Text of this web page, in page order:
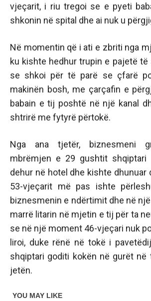
vjeçarit, i riu tregoi se e pyeti
shkonin në spital dhe ai nuk u
Në momentin që i ati e zbriti nga
ku kishte hedhur trupin e pajetë të
se shkoi për të parë se çfarë
makinën bosh, me çarçafin e
babain e tij poshtë në një kanal
shtrirë me fytyrë përtokë.
Nga ana tjetër, biznesmeni
mbrëmjen e 29 gushtit shqiptari
dehur në hotel dhe kishte dhunuar
53-vjeçarit më pas ishte
biznesmenin e ndërtimit dhe në
marrë litarin në mjetin e tij për ta
se në një moment 46-vjeçari nuk
liroi, duke rënë në tokë i
shqiptari goditi kokën në gurët në
jetën.